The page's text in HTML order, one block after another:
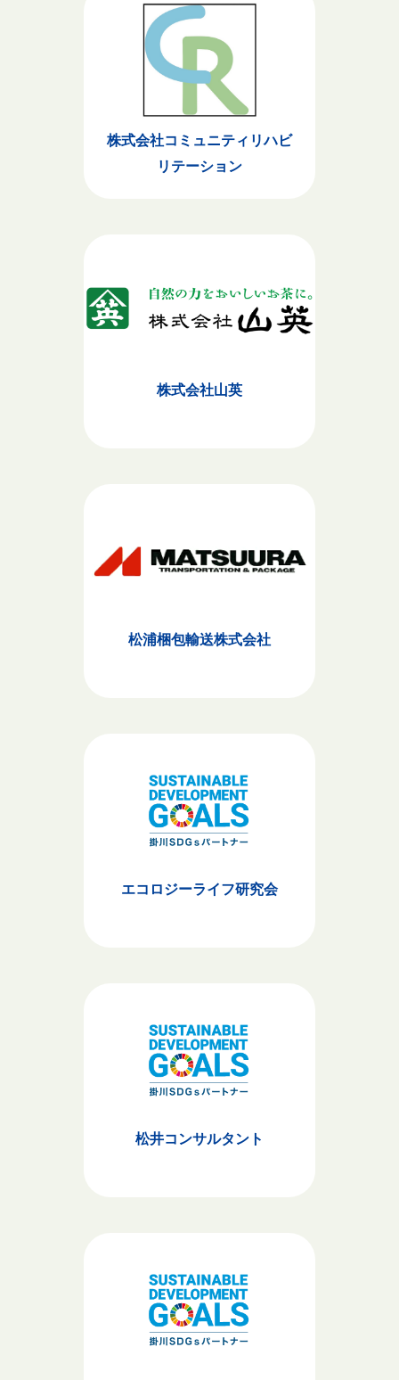
株式会社コミュニティリハビ
リテーション
株式会社山英
松浦梱包輸送株式会社
エコロジーライフ研究会
松井コンサルタント